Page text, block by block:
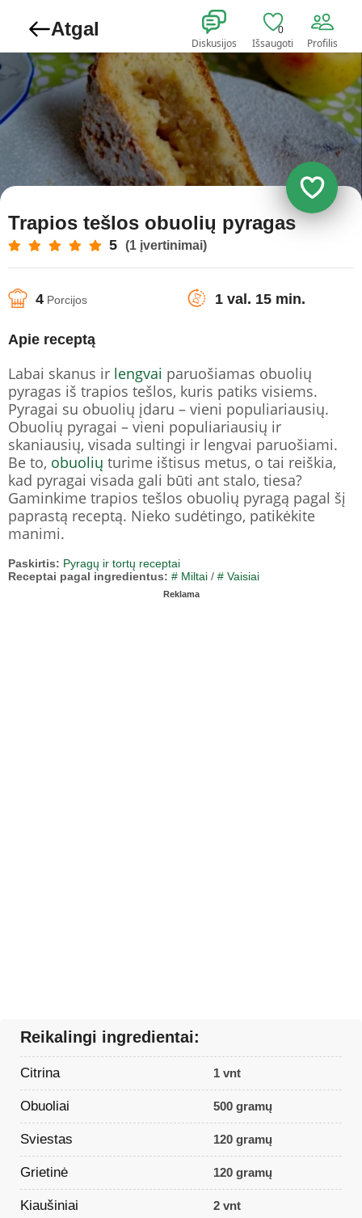
Atgal
Diskusijos
0
Išsaugoti Profilis
Trapios tešlos obuolių pyragas
5 (1 įvertinimai)
4 Porcijos 1 val. 15 min.
Apie receptą
Labai skanus ir lengvai paruošiamas obuolių
pyragas iš trapios tešlos, kuris patiks visiems.
Pyragai su obuolių įdaru – vieni populiariausių.
Obuolių pyragai – vieni populiariausių ir
skaniausių, visada sultingi ir lengvai paruošiami.
Be to, obuolių turime ištisus metus, o tai reiškia,
kad pyragai visada gali būti ant stalo, tiesa?
Gaminkime trapios tešlos obuolių pyragą pagal šį
paprastą receptą. Nieko sudėtingo, patikėkite
manimi.
Paskirtis: Pyragų ir tortų receptai
Receptai pagal ingredientus: # Miltai / # Vaisiai
Reklama
Reikalingi ingredientai:
Citrina 1 vnt
Obuoliai 500 gramų
Sviestas 120 gramų
Grietinė 120 gramų
Kiaušiniai 2 vnt